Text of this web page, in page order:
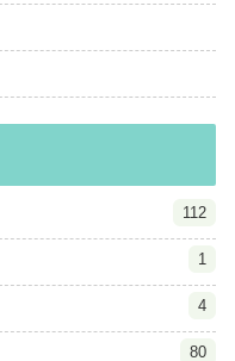
112
1
4
80